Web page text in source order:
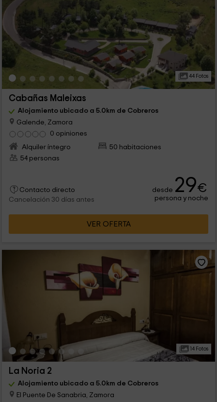
44 Fotos
Cabañas Maleixas
Alojamiento ubicado a 5.0km de Cobreros
Galende, Zamora
0 opiniones
Alquiler íntegro
50 habitaciones
54 personas
Contacto directo
Cancelación 30 días antes
desde 29€
persona y noche
VER OFERTA
14 Fotos
La Noria 2
Alojamiento ubicado a 5.0km de Cobreros
El Puente De Sanabria, Zamora